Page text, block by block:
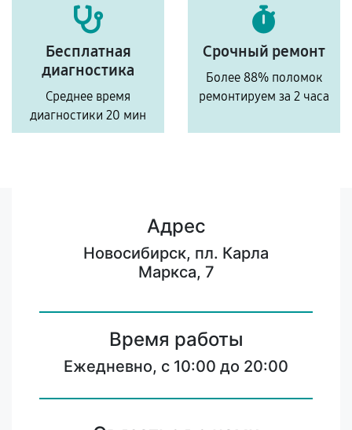
Бесплатная
диагностика
Среднее время
диагностики 20 мин
Срочный ремонт
Более 88% поломок
ремонтируем за 2 часа
Адрес
Новосибирск, пл. Карла
Маркса, 7
Время работы
Ежедневно, с 10:00 до 20:00